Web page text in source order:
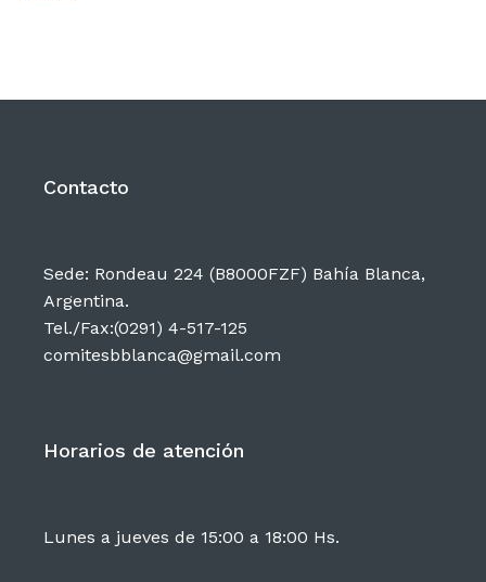
Contacto
Sede: Rondeau 224 (B8000FZF) Bahía Blanca,
Argentina.
Tel./Fax:(0291) 4-517-125
comitesbblanca@gmail.com
Horarios de atención
Lunes a jueves de 15:00 a 18:00 Hs.